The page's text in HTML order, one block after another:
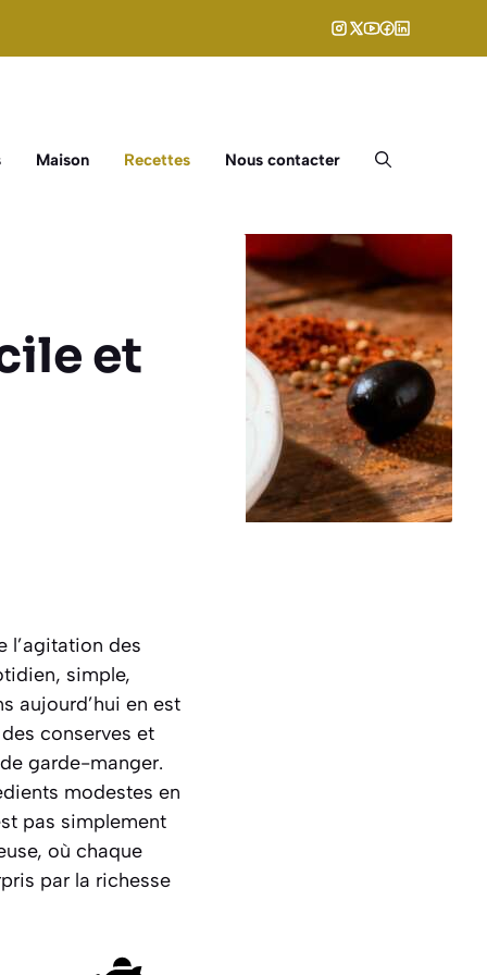
Maison Recettes Nous contacter
et
l’agitation des
simple,
aujourd’hui en est
conserves et
garde-manger.
modestes en
pas simplement
où chaque
par la richesse